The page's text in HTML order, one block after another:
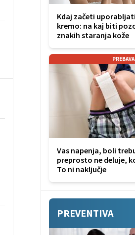
Kdaj začeti
kremo: na kaj biti
znakih staranja kože
PREBAVA
Vas napenja, boli
preprosto ne deluje,
To ni naključje
PREVENTIVA